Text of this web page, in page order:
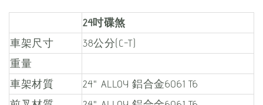
24吋碟煞
車架尺寸
38公分(C-T)
重量
車架材質
24" ALLOY 鋁合金6061 T6